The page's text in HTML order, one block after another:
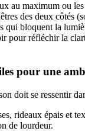
au maximum ou
des deux côtés
qui bloquent la
pour réfléchir la
pour une
doit se ressentir
rideaux épais et
de lourdeur.